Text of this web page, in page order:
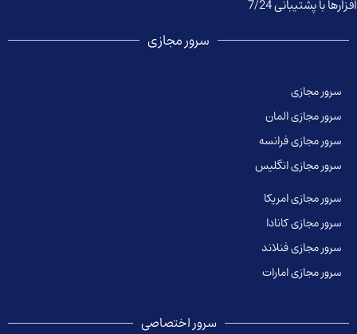
افزارها با پشتیبانی 7/24
سرور مجازی
سرور مجازی
سرور مجازی المان
سرور مجازی فرانسه
سرور مجازی انگلیس
سرور مجازی امریکا
سرور مجازی کانادا
سرور مجازی فنلاند
سرور مجازی امارات
سرور اختصاصی